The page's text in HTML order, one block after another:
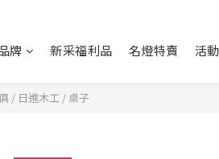
牌 新采福利品 名燈特賣 活
/ 日進木工 / 桌子